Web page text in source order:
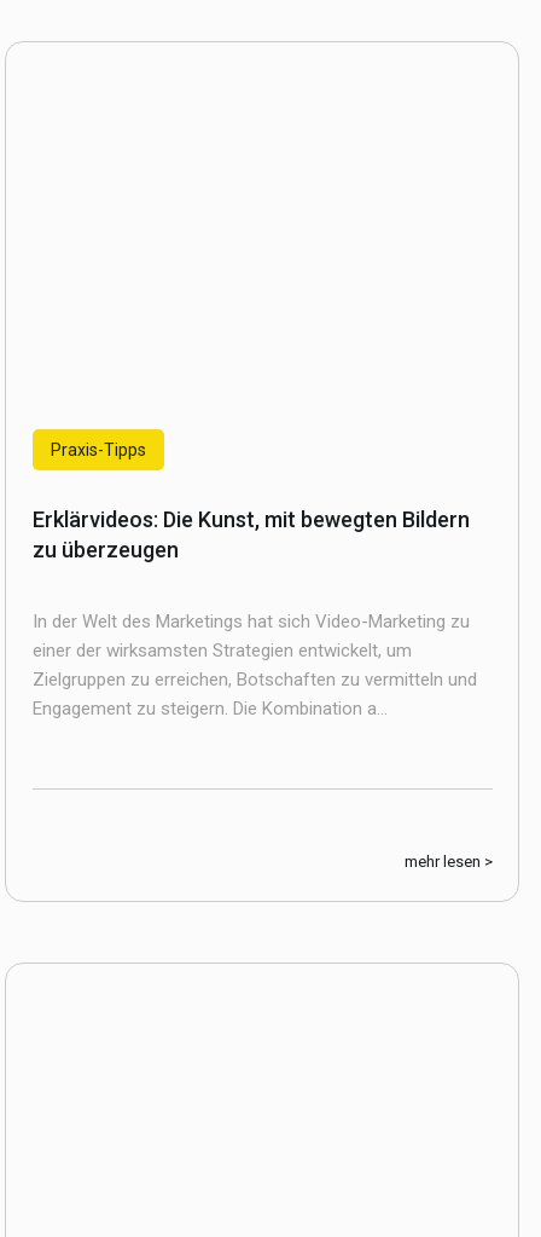
Praxis-Tipps
Erklärvideos: Die Kunst, mit bewegten Bildern
zu überzeugen
In der Welt des Marketings hat sich Video-Marketing zu
einer der wirksamsten Strategien entwickelt, um
Zielgruppen zu erreichen, Botschaften zu vermitteln und
Engagement zu steigern. Die Kombination a...
mehr lesen >